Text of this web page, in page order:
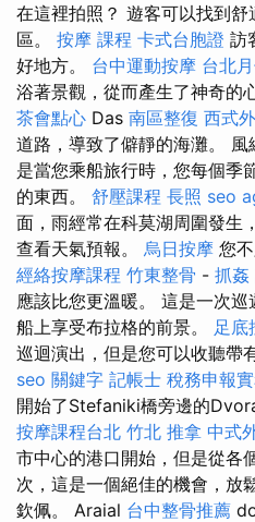
在這裡拍照？ 遊客可以找到
區。 按摩 課程 卡式台胞證 訪
好地方。 台中運動按摩 台北
浴著景觀，從而產生了神奇的
茶會點心 Das 南區整復 西式
道路，導致了僻靜的海灘。
是當您乘船旅行時，您每個季
的東西。 舒壓課程 長照 seo
面，雨經常在科莫湖周圍發生
查看天氣預報。 烏日按摩 您
經絡按摩課程 竹東整骨 - 抓姦
應該比您更溫暖。 這是一次
船上享受布拉格的前景。 足底
巡迴演出，但是您可以收聽帶
seo 關鍵字 記帳士 稅務申報
開始了Stefaniki橋旁邊的
按摩課程台北 竹北 推拿 中式
市中心的港口開始，但是從各
次，這是一個絕佳的機會，放
欽佩。 Araial 台中整骨推薦